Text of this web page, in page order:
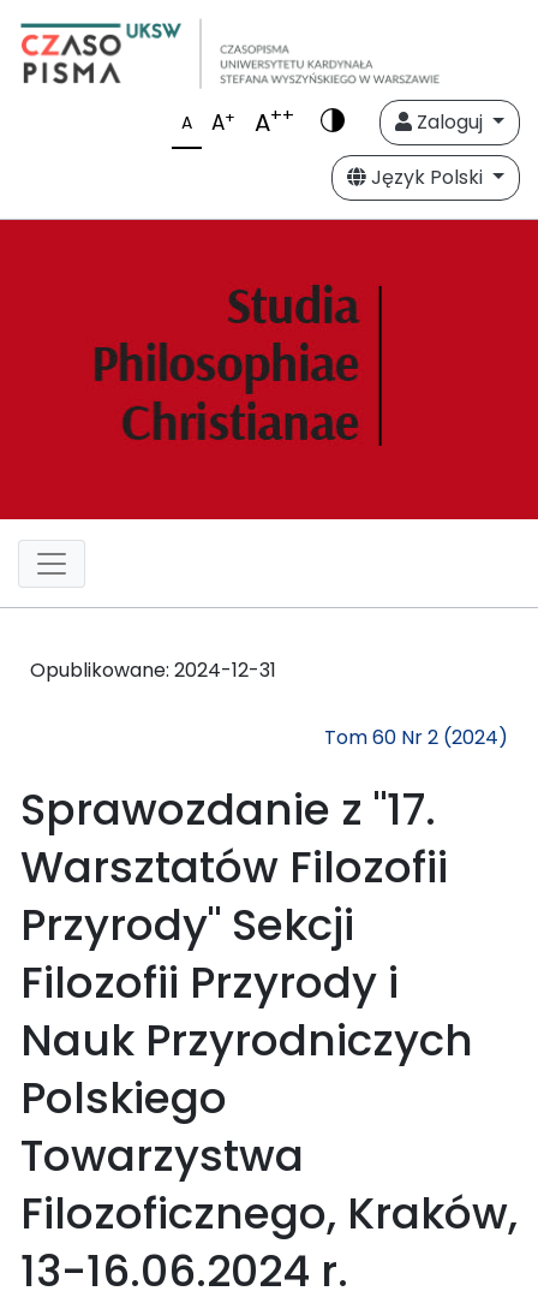
A A+ A++
Zaloguj
Język Polski
Opublikowane: 2024-12-31
Tom 60 Nr 2 (2024)
Sprawozdanie z "17.
Warsztatów Filozofii
Przyrody" Sekcji
Filozofii Przyrody i
Nauk Przyrodniczych
Polskiego
Towarzystwa
Filozoficznego, Kraków,
13-16.06.2024 r.